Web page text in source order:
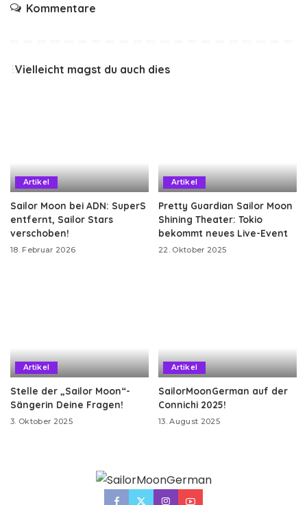
Kommentare
Vielleicht magst du auch dies
Artikel
Sailor Moon bei ADN: SuperS
entfernt, Sailor Stars
verschoben!
18. Februar 2026
Artikel
Pretty Guardian Sailor Moon
Shining Theater: Tokio
bekommt neues Live-Event
22. Oktober 2025
Artikel
Stelle der „Sailor Moon“-
Sängerin Deine Fragen!
3. Oktober 2025
Artikel
SailorMoonGerman auf der
Connichi 2025!
13. August 2025